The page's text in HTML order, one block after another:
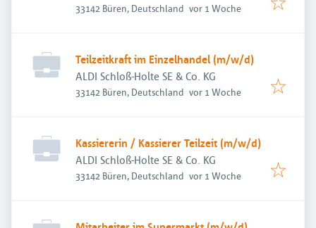
33142 Büren, Deutschland Veröffentlicht
vor 1 Woche
Teilzeitkraft im Einzelhandel (m/w/d)
ALDI Schloß-Holte SE & Co. KG
33142 Büren, Deutschland Veröffentlicht
vor 1 Woche
Kassiererin / Kassierer Teilzeit (m/w/d)
ALDI Schloß-Holte SE & Co. KG
33142 Büren, Deutschland Veröffentlicht
vor 1 Woche